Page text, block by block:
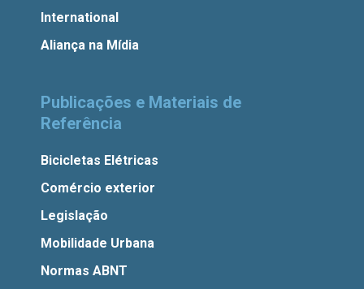
International
Aliança na Mídia
Publicações e Materiais de
Referência
Bicicletas Elétricas
Comércio exterior
Legislação
Mobilidade Urbana
Normas ABNT